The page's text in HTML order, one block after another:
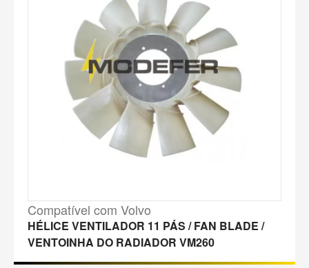
Compatível com Volvo
HÉLICE VENTILADOR 11 PÁS / FAN BLADE /
VENTOINHA DO RADIADOR VM260